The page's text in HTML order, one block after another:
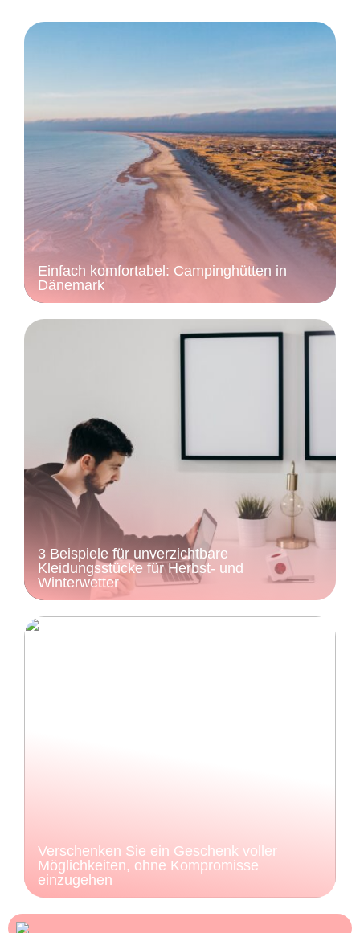
Einfach komfortabel: Campinghütten in
Dänemark
3 Beispiele für unverzichtbare
Kleidungsstücke für Herbst- und
Winterwetter
Verschenken Sie ein Geschenk voller
Möglichkeiten, ohne Kompromisse
einzugehen